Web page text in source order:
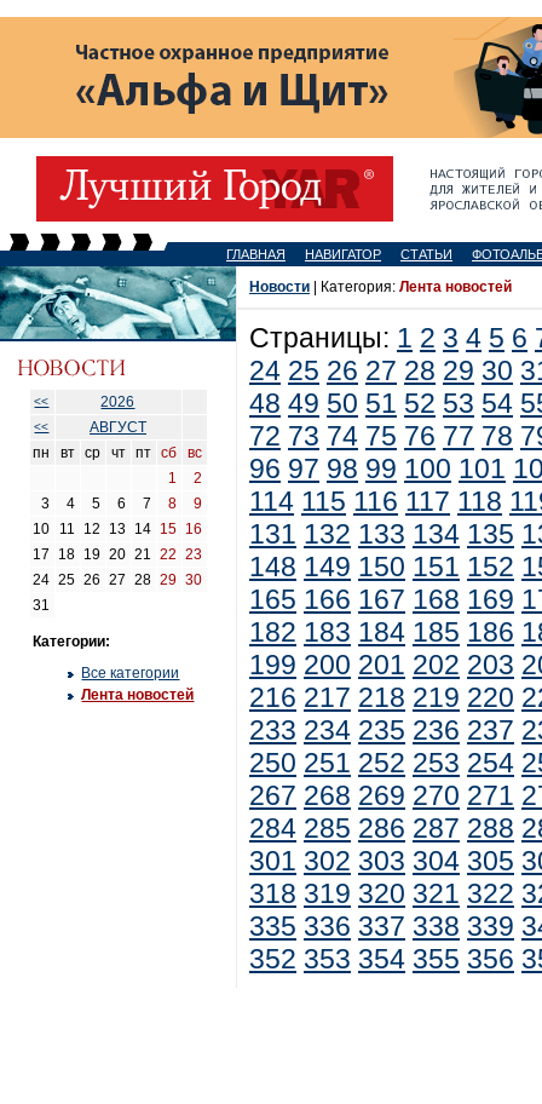
ГЛАВНАЯ НАВИГАТОР СТАТЬИ
<< 2026
<<
АВГУСТ
пн
вт ср чт пт сб
вс
1
2
3
4 5 6 7 8
9
10
11 12 13 14 15 16
17
18 19 20 21 22
23
24 25 26 27 28 29 30
31
Категории:
Все категории
Лента новостей
Новости | Категория: Лента новостей
Страницы: 1 2 3 4 5 6
24 25 26 27 28 29 30
48 49 50 51 52 53 54
72 73 74 75 76 77 78
96 97 98 99 100 101
114 115 116 117 118
131 132 133 134 135
148 149 150 151 152
165 166 167 168 169
182 183 184 185 186
199 200 201 202 203
216 217 218 219 220
233 234 235 236 237
250 251 252 253 254
267 268 269 270 271
284 285 286 287 288
301 302 303 304 305
318 319 320 321 322
335 336 337 338 339
352 353 354 355 356